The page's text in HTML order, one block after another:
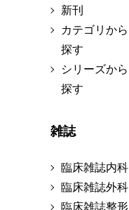
新刊
カテゴリから
探す
シリーズから
探す
雑誌
臨床雑誌内科
臨床雑誌外科
臨床雑誌整形